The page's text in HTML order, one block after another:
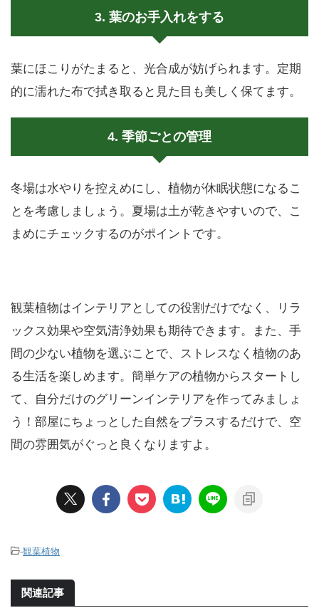
3. 葉のお手入れをする
葉にほこりがたまると、光合成が妨げられます。定期
的に濡れた布で拭き取ると見た目も美しく保てます。
4. 季節ごとの管理
冬場は水やりを控えめにし、植物が休眠状態になるこ
とを考慮しましょう。夏場は土が乾きやすいので、こ
まめにチェックするのがポイントです。
観葉植物はインテリアとしての役割だけでなく、リラ
ックス効果や空気清浄効果も期待できます。また、手
間の少ない植物を選ぶことで、ストレスなく植物のあ
る生活を楽しめます。簡単ケアの植物からスタートし
て、自分だけのグリーンインテリアを作ってみましょ
う！部屋にちょっとした自然をプラスするだけで、空
間の雰囲気がぐっと良くなりますよ。
-観葉植物
関連記事